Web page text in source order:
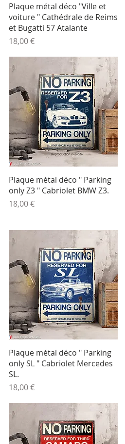
Aperçu rapide
Plaque métal déco "Ville et
voiture " Cathédrale de Reims
et Bugatti 57 Atalante
Prix
18,00 €
Aperçu rapide
Plaque métal déco " Parking
only Z3 " Cabriolet BMW Z3.
Prix
18,00 €
Aperçu rapide
Plaque métal déco " Parking
only SL " Cabriolet Mercedes
SL.
Prix
18,00 €